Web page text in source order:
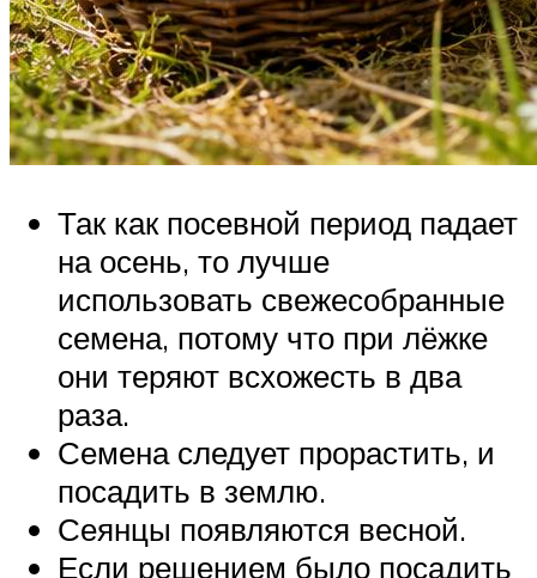
Так как посевной период падает
на осень, то лучше
использовать свежесобранные
семена, потому что при лёжке
они теряют всхожесть в два
раза.
Семена следует прорастить, и
посадить в землю.
Сеянцы появляются весной.
Если решением было посадить